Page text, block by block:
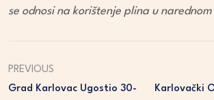
se odnosi na korištenje plina u
PREVIOUS
Grad Karlovac Ugostio 30-
Karlovački